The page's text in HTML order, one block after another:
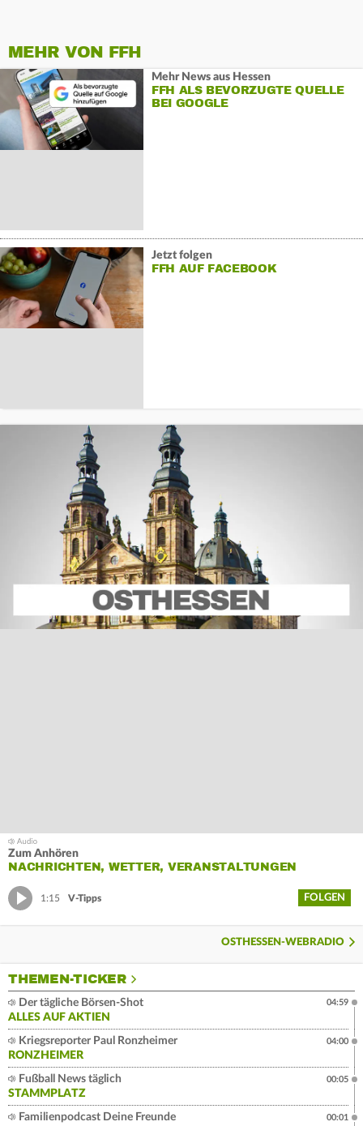
MEHR VON FFH
Mehr News aus Hessen
FFH ALS BEVORZUGTE QUELLE
BEI GOOGLE
Jetzt folgen
FFH AUF FACEBOOK
Zum Anhören
NACHRICHTEN, WETTER, VERANSTALTUNGEN
1:15 V-Tipps FOLGEN
OSTHESSEN-WEBRADIO
THEMEN-TICKER
Der tägliche Börsen-Shot
ALLES AUF AKTIEN
04:59
Kriegsreporter Paul Ronzheimer
RONZHEIMER
04:00
Fußball News täglich
STAMMPLATZ
00:05
Familienpodcast Deine Freunde
00:01